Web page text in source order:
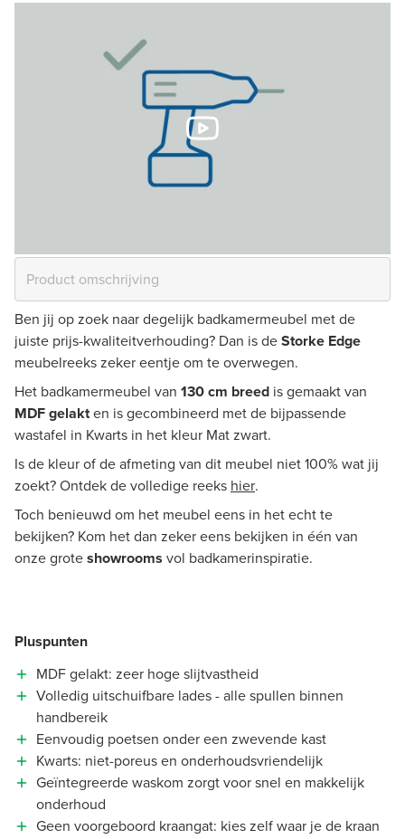
Ben jij op zoek naar degelijk badkamermeubel met de
juiste prijs-kwaliteitverhouding? Dan is deStorke Edge
meubelreeks zeker eentje om te overwegen.
Het badkamermeubel van 130 cm breed is gemaakt van
MDF gelakten is gecombineerd met de bijpassende
wastafel in Kwarts in het kleur Mat zwart.
Is de kleur of de afmeting van dit meubel niet 100% wat jij
zoekt? Ontdek de volledige reeks hier.
Toch benieuwd om het meubel eens in het echt te
bekijken? Kom het dan zeker eens bekijken in één van
onze groteshowrooms vol badkamerinspiratie.
Pluspunten
MDF gelakt: zeer hoge slijtvastheid
Volledig uitschuifbare lades - alle spullen binnen
handbereik
Eenvoudig poetsen onder een zwevende kast
Kwarts: niet-poreus en onderhoudsvriendelijk
Geïntegreerde waskom zorgt voor snel en makkelijk
onderhoud
Geen voorgeboord kraangat: kies zelf waar je de kraan